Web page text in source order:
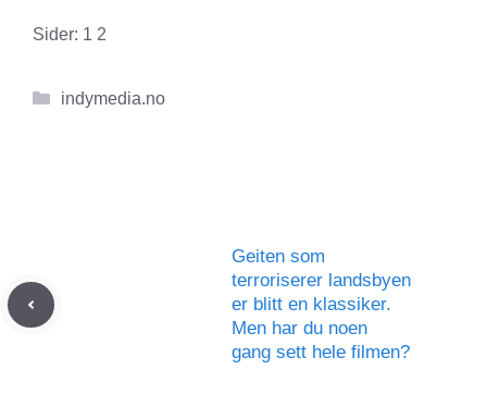
Sider: 1 2
Kategorier
indymedia.no
Geiten som
terroriserer landsbyen
er blitt en klassiker.
Men har du noen
gang sett hele filmen?